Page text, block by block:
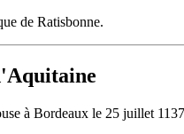
de Ratisbonne.
à Bordeaux le 25 juillet